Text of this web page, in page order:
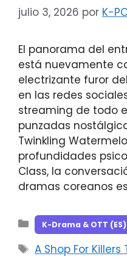
julio 3, 2026 por K-
El panorama del
está nuevamente
electrizante furor
en las redes
streaming de todo
punzadas
Twinkling
profundidades
Class, la
dramas coreanos
Categorías
K-Drama & OTT (ES)
Etiquetas
A Shop For